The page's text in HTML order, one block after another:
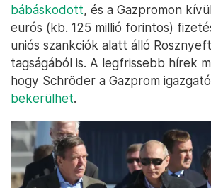
bábáskodott, és a Gazpromon
eurós (kb. 125 millió forintos)
uniós szankciók alatt álló
tagságából is. A legfrissebb hírek
hogy Schröder a Gazprom
bekerülhet.